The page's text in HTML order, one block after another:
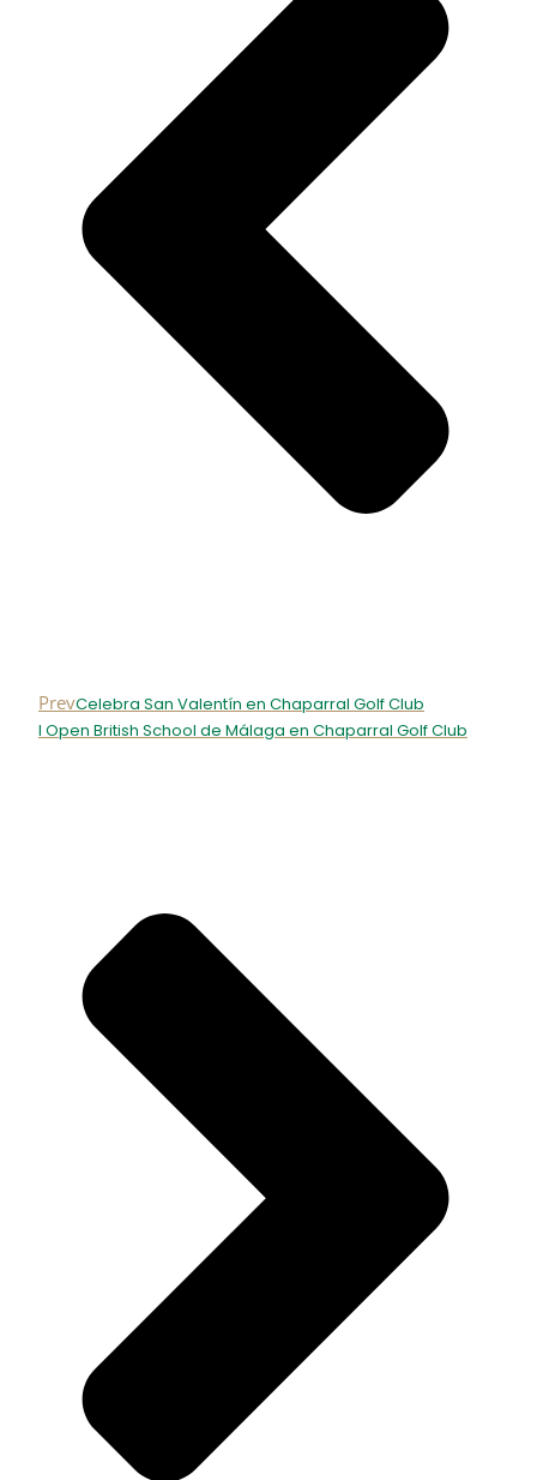
PrevCelebra San Valentín en Chaparral Golf Club
I Open British School de Málaga en Chaparral Golf Club